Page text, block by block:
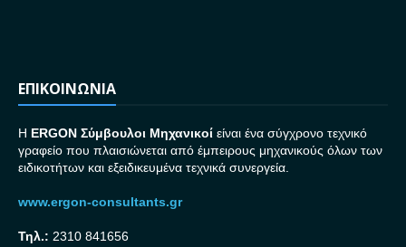
ΕΠΙΚΟΙΝΩΝΙΑ
H ERGON Σύμβουλοι Μηχανικοί είναι ένα σύγχρονο τεχνικό
γραφείο που πλαισιώνεται από έμπειρους μηχανικούς όλων των
ειδικοτήτων και εξειδικευμένα τεχνικά συνεργεία.
www.ergon-consultants.gr
Τηλ.: 2310 841656